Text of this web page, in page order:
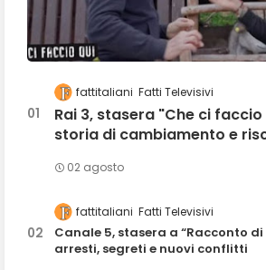
fattitaliani Fatti Televisivi
Rai 3, stasera "Che ci
storia di cambiamento e
02 agosto
fattitaliani Fatti Televisivi
Canale 5, stasera a “Racconto
arresti, segreti e nuovi conflitti